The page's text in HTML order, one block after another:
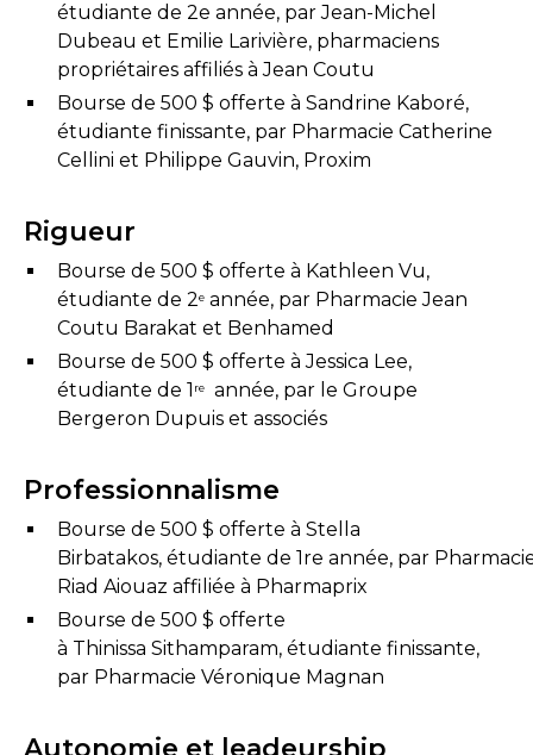
étudiante de 2e année, par Jean-Michel
Dubeau et Emilie Larivière, pharmaciens
propriétaires affiliés à Jean Coutu
Bourse de 500 $ offerte à Sandrine Kaboré,
étudiante finissante, par Pharmacie Catherine
Cellini et Philippe Gauvin, Proxim
Rigueur
Bourse de 500 $ offerte à Kathleen Vu,
étudiante de 2e année, par Pharmacie Jean
Coutu Barakat et Benhamed
Bourse de 500 $ offerte à Jessica Lee,
étudiante de 1 re
année, par le Groupe
Bergeron Dupuis et associés
Professionnalisme
Bourse de 500 $ offerte à Stella
Birbatakos, étudiante de 1re année, par
Riad Aiouaz affiliée à Pharmaprix
Bourse de 500 $ offerte
à Thinissa Sithamparam, étudiante finissante,
par Pharmacie Véronique Magnan